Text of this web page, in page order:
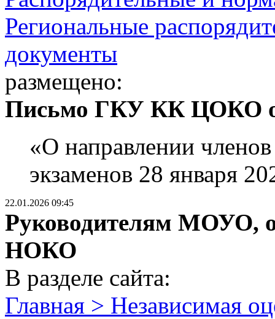
Региональные
документы
размещено:
Письмо ГКУ КК ЦОКО
«О направлении
экзаменов 28 января
22.01.2026 09:45
Руководителям МОУО,
НОКО
В разделе сайта:
Главная > Независимая